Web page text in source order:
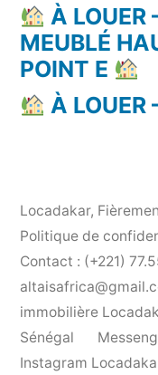
À LOUER
MEUBLÉ
POINT E
À LOUER
Locadakar,
Politique de
Contact : (+221)
immobilière
Sénégal
Instagram